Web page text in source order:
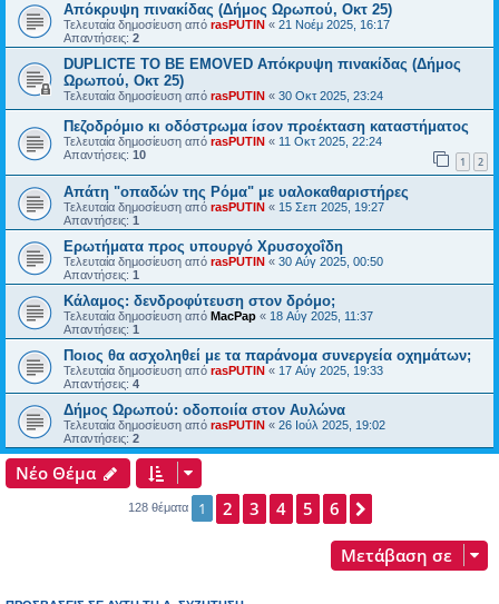
Απόκρυψη πινακίδας (Δήμος Ωρωπού, Οκτ 25)
Τελευταία δημοσίευση από rasPUTIN « 21 Νοέμ 2025, 16:17
Απαντήσεις: 2
DUPLICTE TO BE EMOVED Απόκρυψη πινακίδας (Δήμος
Ωρωπού, Οκτ 25)
Τελευταία δημοσίευση από rasPUTIN « 30 Οκτ 2025, 23:24
Πεζοδρόμιο κι οδόστρωμα ίσον προέκταση καταστήματος
Τελευταία δημοσίευση από rasPUTIN « 11 Οκτ 2025, 22:24
Απαντήσεις: 10 1 2
Απάτη "οπαδών της Ρόμα" με υαλοκαθαριστήρες
Τελευταία δημοσίευση από rasPUTIN « 15 Σεπ 2025, 19:27
Απαντήσεις: 1
Ερωτήματα προς υπουργό Χρυσοχοΐδη
Τελευταία δημοσίευση από rasPUTIN « 30 Αύγ 2025, 00:50
Απαντήσεις: 1
Κάλαμος: δενδροφύτευση στον δρόμο;
Τελευταία δημοσίευση από MacPap « 18 Αύγ 2025, 11:37
Απαντήσεις: 1
Ποιος θα ασχοληθεί με τα παράνομα συνεργεία οχημάτων;
Τελευταία δημοσίευση από rasPUTIN « 17 Αύγ 2025, 19:33
Απαντήσεις: 4
Δήμος Ωρωπού: οδοποιία στον Αυλώνα
Τελευταία δημοσίευση από rasPUTIN « 26 Ιούλ 2025, 19:02
Απαντήσεις: 2
Νέο Θέμα
128 θέματα 1 2 3 4 5 6
Μετάβαση σε